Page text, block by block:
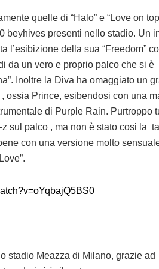
quelle di “Halo” e “Love on
beyhives presenti nello stadio. Un
l’esibizione della sua “Freedom”
da un vero e proprio palco che si è
Inoltre la Diva ha omaggiato un
ossia Prince, esibendosi con una
di Purple Rain. Purtroppo
sul palco , ma non è stato cosi la
con una versione molto
stadio Meazza di Milano, grazie